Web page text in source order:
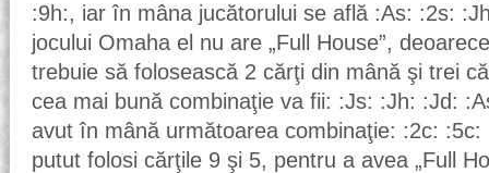
:9h:, iar în mâna jucătorului se află :As: :2s:
jocului Omaha el nu are „Full House”,
trebuie să folosească 2 cărţi din mână şi trei
cea mai bună combinaţie va fii: :Js: :Jh: :Jd:
avut în mână următoarea combinaţie: :2c:
putut folosi cărţile 9 şi 5, pentru a avea „Full